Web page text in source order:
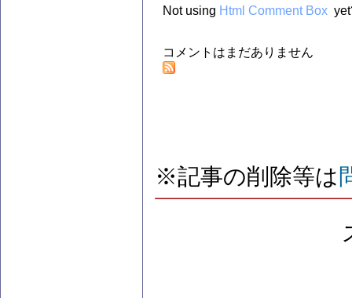
Not using Html Comment Box
コメントはまだありません
※記事の削除等は